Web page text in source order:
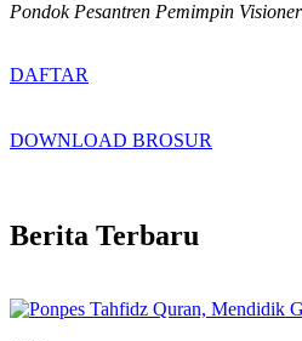
Pondok Pesantren Pemimpin
DAFTAR
DOWNLOAD BROSUR
Berita Terbaru